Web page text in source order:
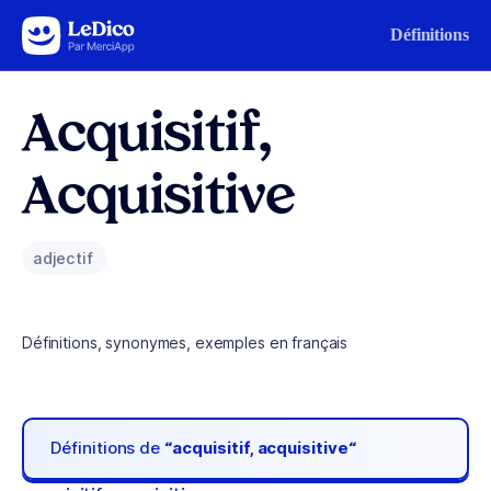
Aller au contenu Définitions
Acquisitif,
Acquisitive
adjectif
Définitions, synonymes, exemples en français
Définitions de “acquisitif, acquisitive“